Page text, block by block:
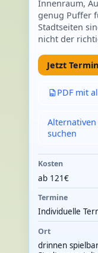
Innenraum,
genug Puffer
Stadtseiten
nicht der
Jetzt
PDF mit
suchen
Kosten
ab 121€
Termine
Individuelle
Ort
drinnen